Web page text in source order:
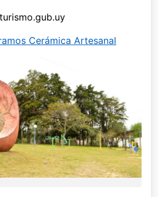
Cerámica Artesanal